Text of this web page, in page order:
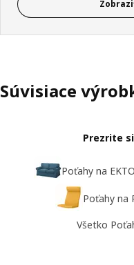
Súvisiace
Prezrite
Poťahy na
Poťahy na
Všetko